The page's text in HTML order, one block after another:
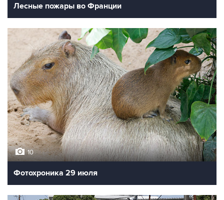
Лесные пожары во Франции
10
Фотохроника 29 июля